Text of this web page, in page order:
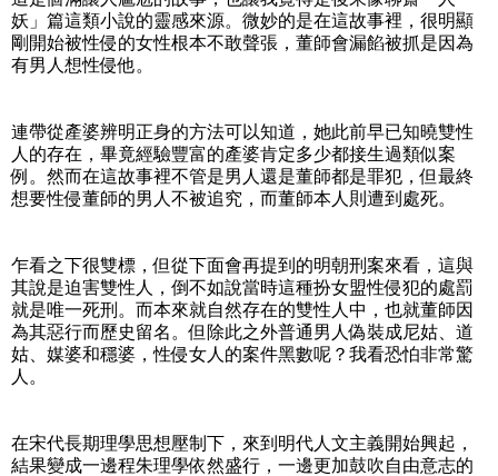
妖」篇這類小說的靈感來源。微妙的是在這故事裡，很明顯
剛開始被性侵的女性根本不敢聲張，董師會漏餡被抓是因為
有男人想性侵他。
連帶從產婆辨明正身的方法可以知道，她此前早已知曉雙性
人的存在，畢竟經驗豐富的產婆肯定多少都接生過類似案
例。然而在這故事裡不管是男人還是董師都是罪犯，但最終
想要性侵董師的男人不被追究，而董師本人則遭到處死。
乍看之下很雙標，但從下面會再提到的明朝刑案來看，這與
其說是迫害雙性人，倒不如說當時這種扮女盟性侵犯的處罰
就是唯一死刑。而本來就自然存在的雙性人中，也就董師因
為其惡行而歷史留名。但除此之外普通男人偽裝成尼姑、道
姑、媒婆和穩婆，性侵女人的案件黑數呢？我看恐怕非常驚
人。
在宋代長期理學思想壓制下，來到明代人文主義開始興起，
結果變成一邊程朱理學依然盛行，一邊更加鼓吹自由意志的